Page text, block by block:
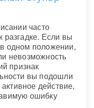
часто
разгадке. Если вы
одном положении,
невозможность
признак
вы подошли
активное действие,
ошибку